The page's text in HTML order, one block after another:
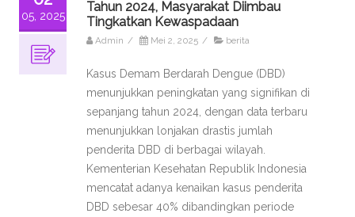
05, 2025
Tahun 2024, Masyarakat Diimbau
Tingkatkan Kewaspadaan
Admin / Mei 2, 2025 / berita
Kasus Demam Berdarah Dengue (DBD)
menunjukkan peningkatan yang signifikan di
sepanjang tahun 2024, dengan data terbaru
menunjukkan lonjakan drastis jumlah
penderita DBD di berbagai wilayah.
Kementerian Kesehatan Republik Indonesia
mencatat adanya kenaikan kasus penderita
DBD sebesar 40% dibandingkan periode